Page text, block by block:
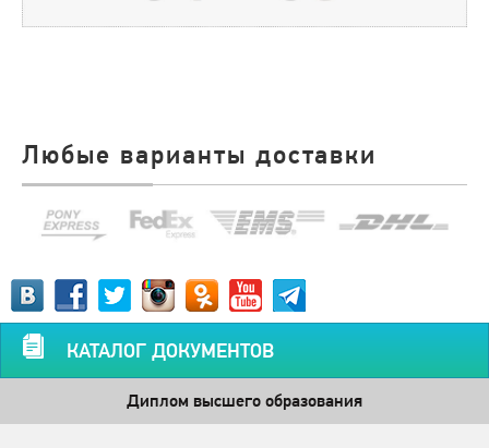
Любые варианты доставки
КАТАЛОГ ДОКУМЕНТОВ
Диплом высшего образования